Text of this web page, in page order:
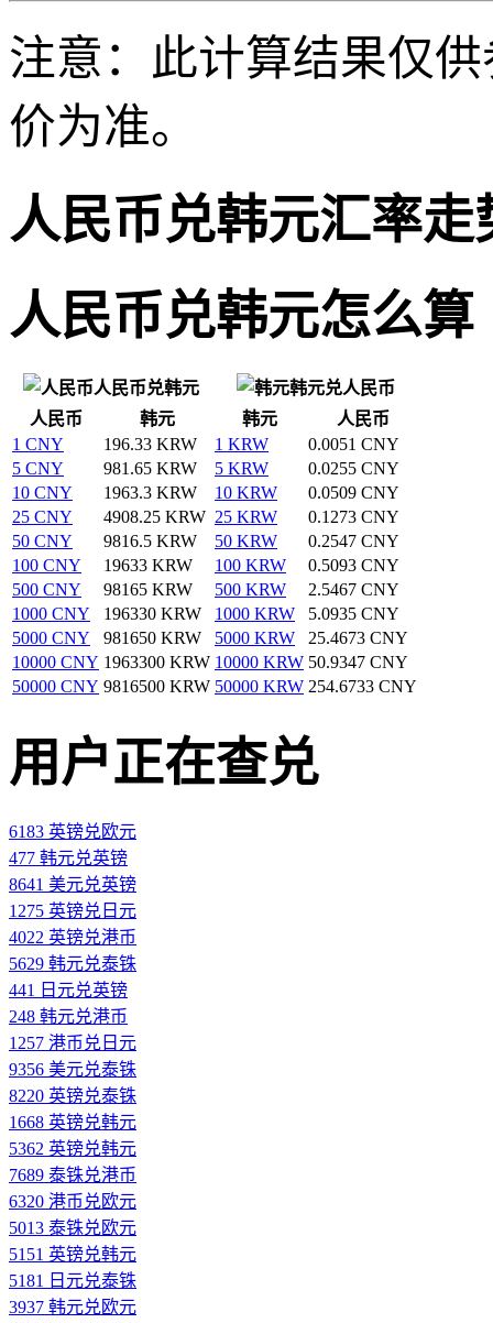
注意：此计算结果仅
价为准。
人民币兑韩元汇率走
人民币兑韩元怎么算
人民币兑韩元
韩元兑人民币
人民币
韩元 韩元
人民币
1 CNY
196.33 KRW 1 KRW
0.0051 CNY
5 CNY
981.65 KRW 5 KRW
0.0255 CNY
10 CNY
1963.3 KRW 10 KRW
0.0509 CNY
25 CNY
4908.25 KRW 25 KRW
0.1273 CNY
50 CNY
9816.5 KRW 50 KRW
0.2547 CNY
100 CNY
19633 KRW 100 KRW
0.5093 CNY
500 CNY
98165 KRW 500 KRW
2.5467 CNY
1000 CNY
196330 KRW 1000 KRW
5.0935 CNY
5000 CNY
981650 KRW 5000 KRW
25.4673 CNY
10000 CNY 1963300 KRW 10000 KRW 50.9347 CNY
50000 CNY 9816500 KRW 50000 KRW 254.6733 CNY
用户正在查兑
6183 英镑兑欧元
477 韩元兑英镑
8641 美元兑英镑
1275 英镑兑日元
4022 英镑兑港币
5629 韩元兑泰铢
441 日元兑英镑
248 韩元兑港币
1257 港币兑日元
9356 美元兑泰铢
8220 英镑兑泰铢
1668 英镑兑韩元
5362 英镑兑韩元
7689 泰铢兑港币
6320 港币兑欧元
5013 泰铢兑欧元
5151 英镑兑韩元
5181 日元兑泰铢
3937 韩元兑欧元